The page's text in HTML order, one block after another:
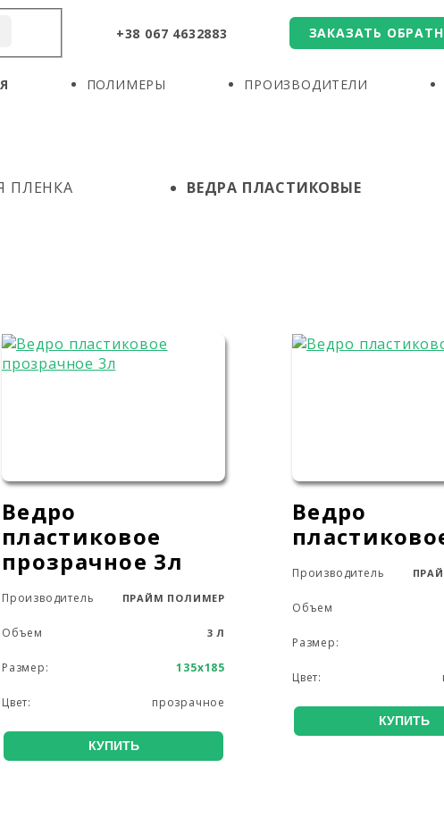
+38 067 4632883 ЗАКАЗАТЬ
ПОЛИМЕРЫ ПРОИЗВОДИТЕЛИ
ПЛЕНКА ВЕДРА ПЛАСТИКОВЫЕ
Ведро
пластиковое
прозрачное 3л
Производитель ПРАЙМ ПОЛИМЕР
Объем 3 Л
Размер: 135х185
Цвет: прозрачное
КУПИТЬ
Ведро
Производитель
Объем
Размер:
Цвет:
КУПИТЬ
О КОМПАНИИ
ПРОИЗВОДИТЕЛИ